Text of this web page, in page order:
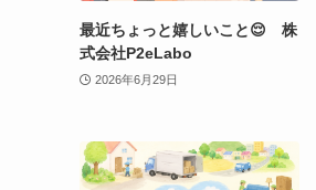
最近ちょっと嬉しいこと😌 株
式会社P2eLabo
2026年6月29日